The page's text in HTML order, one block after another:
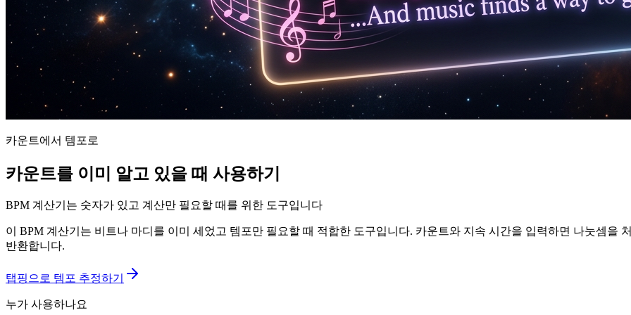
카운트에서 템포로
카운트를 이미 알고 있을 때 사용하기
BPM 계산기는 숫자가 있고 계산만 필요할 때를 위한 도구입니다
이 BPM 계산기는 비트나 마디를 이미 세었고 템포만 필요할 때 적합한 도구입니다. 카운트와 지속 시간을 입력하면 나눗셈을
반환합니다.
탭핑으로 템포 추정하기
누가 사용하나요